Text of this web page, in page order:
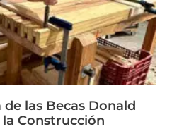
las Becas Donald
la Construcción